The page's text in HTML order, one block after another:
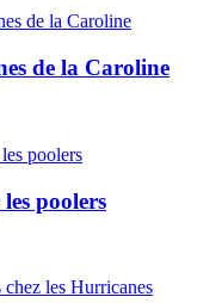
de la Caroline
poolers